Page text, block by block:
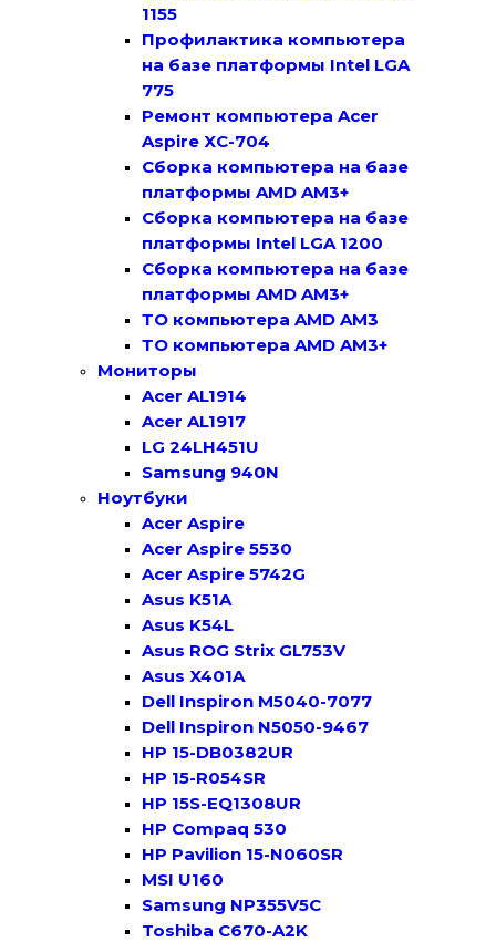
1155
Профилактика компьютера
на базе платформы Intel LGA
775
Ремонт компьютера Acer
Aspire XC-704
Сборка компьютера на базе
платформы AMD AM3+
Сборка компьютера на базе
платформы Intel LGA 1200
Сборка компьютера на базе
платформы AMD AM3+
ТО компьютера AMD AM3
ТО компьютера AMD AM3+
Мониторы
Acer AL1914
Acer AL1917
LG 24LH451U
Samsung 940N
Ноутбуки
Acer Aspire
Acer Aspire 5530
Acer Aspire 5742G
Asus K51A
Asus K54L
Asus ROG Strix GL753V
Asus X401A
Dell Inspiron M5040-7077
Dell Inspiron N5050-9467
HP 15-DB0382UR
HP 15-R054SR
HP 15S-EQ1308UR
HP Compaq 530
HP Pavilion 15-N060SR
MSI U160
Samsung NP355V5C
Toshiba C670-A2K